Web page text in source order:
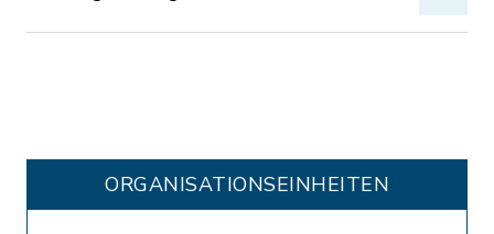
ORGANISATIONS­EINHEITEN